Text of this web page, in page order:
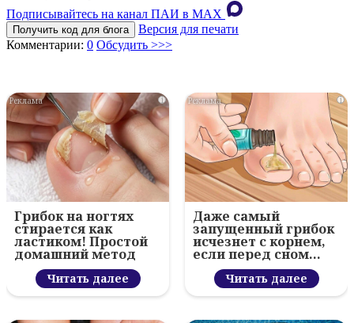
Подписывайтесь на канал ПАИ в MAХ
Получить код для блога
Версия для печати
Комментарии: 0 Обсудить >>>
i
Грибок на ногтях
стирается как
ластиком! Простой
домашний метод
Читать далее
i
Даже самый
запущенный грибок
исчезнет с корнем,
если перед сном…
Читать далее